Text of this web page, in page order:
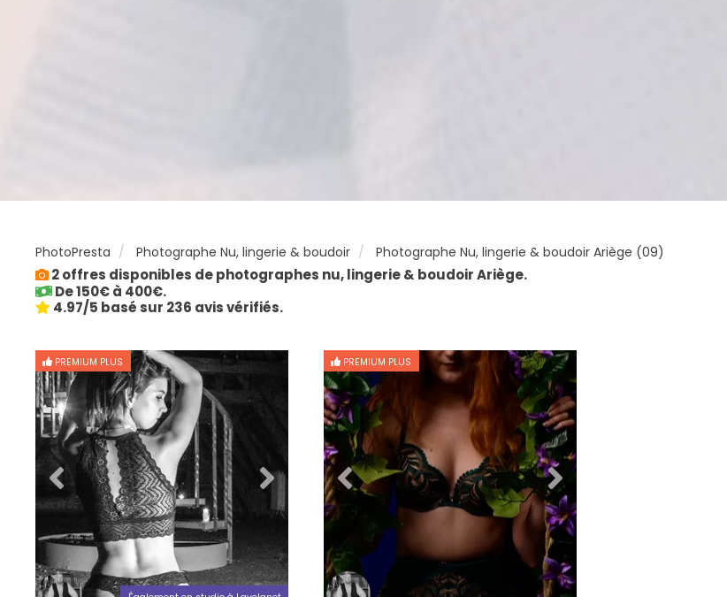
PhotoPresta Photographe Nu, lingerie & boudoir Photographe Nu, lingerie & boudoir Ariège (09)
2 offres disponibles de photographes nu, lingerie & boudoir Ariège.
De 150€ à 400€.
4.97/5 basé sur 236 avis vérifiés.
PREMIUM PLUS PREMIUM PLUS